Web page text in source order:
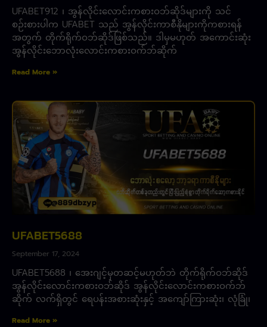
UFABET912 ၊ အွန်လိုင်းလောင်းကစားဝဘ်ဆိုဒ်များကို သင်
စဉ်းစားပါက UFABET သည် အွန်လိုင်းကာစီနိုများကိုကစားရန်
အတွက် တိုက်ရိုက်ဝဘ်ဆိုဒ်ဖြစ်သည်။ ဒါမှမဟုတ် အကောင်းဆုံး
အွန်လိုင်းဘောလုံးလောင်းကစားဝက်ဘ်ဆိုက်
Read More »
UFABET5688
September 17, 2024
UFABET5688 ၊ အေးဂျင့်မှတဆင့်မဟုတ်ဘဲ တိုက်ရိုက်ဝဘ်ဆိုဒ်
အွန်လိုင်းလောင်းကစားဝဘ်ဆိုဒ် အွန်လိုင်းလောင်းကစားဝက်ဘ်
ဆိုက် လက်ရှိတွင် ရေပန်းအစားဆုံးနှင့် အကျော်ကြားဆုံး၊ လုံခြုံ၊
Read More »